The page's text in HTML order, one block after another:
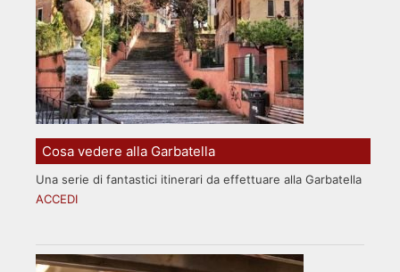
Cosa vedere alla Garbatella
Una serie di fantastici itinerari da effettuare alla Garbatella
ACCEDI